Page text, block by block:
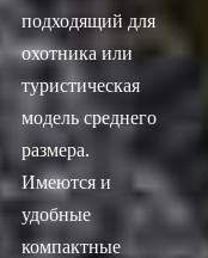
подходящий для
охотника или
туристическая
модель среднего
размера.
Имеются и
удобные
компактные